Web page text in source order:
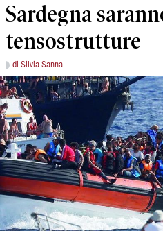
Sardegna
tensostrutture
di Silvia Sanna